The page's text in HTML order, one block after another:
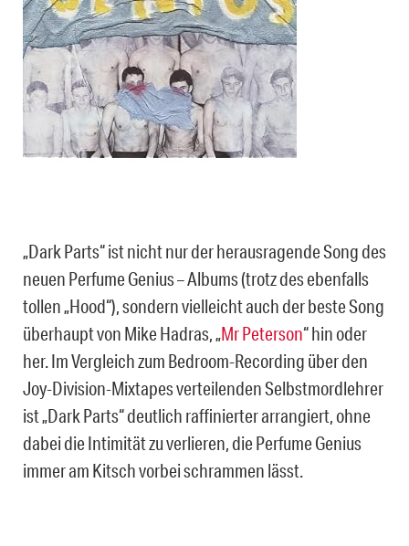
„Dark Parts“ ist nicht nur der herausragende Song des
neuen Perfume Genius – Albums (trotz des ebenfalls
tollen „Hood“), sondern vielleicht auch der beste Song
überhaupt von Mike Hadras, „Mr Peterson“ hin oder
her. Im Vergleich zum Bedroom-Recording über den
Joy-Division-Mixtapes verteilenden Selbstmordlehrer
ist „Dark Parts“ deutlich raffinierter arrangiert, ohne
dabei die Intimität zu verlieren, die Perfume Genius
immer am Kitsch vorbei schrammen lässt.